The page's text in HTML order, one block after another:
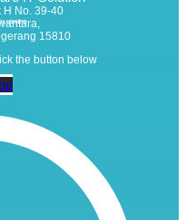
H No. 39-40
15810
the button below